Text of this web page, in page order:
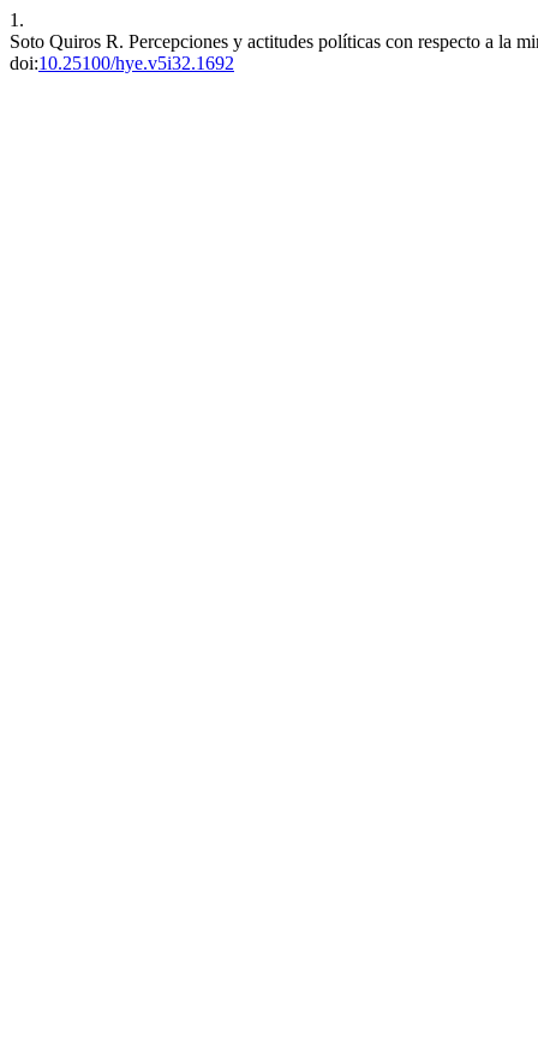
1.
Soto Quiros R. Percepciones y actitudes políticas con respecto a la
doi:10.25100/hye.v5i32.1692